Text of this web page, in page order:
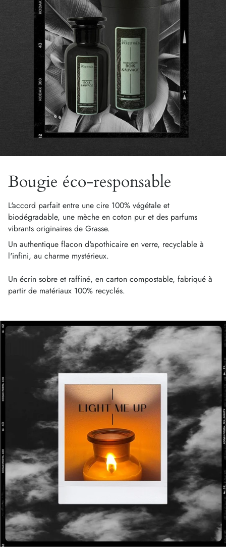
Bougie éco-responsable
L'accord parfait entre une cire 100% végétale et
biodégradable, une mèche en coton pur et des parfums
vibrants originaires de Grasse.
Un authentique flacon d'apothicaire en verre, recyclable à
l'infini, au charme mystérieux.
Un écrin sobre et raffiné, en carton compostable, fabriqué à
partir de matériaux 100% recyclés.